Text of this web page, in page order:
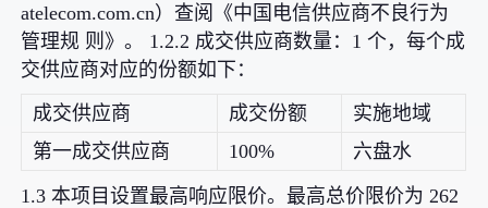
atelecom.com.cn）查阅《中国电信供应商不良行为
管理规 则》。 1.2.2 成交供应商数量：1 个，每个成
交供应商对应的份额如下：
成交供应商 成交份额
实施地域
第一成交供应商
100% 六盘水
1.3 本项目设置最高响应限价。最高总价限价为 262